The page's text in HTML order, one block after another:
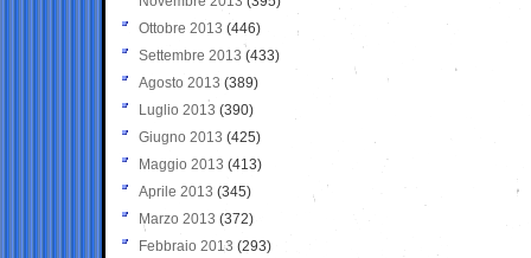
Ottobre 2013 (446)
Settembre 2013 (433)
Agosto 2013 (389)
Luglio 2013 (390)
Giugno 2013 (425)
Maggio 2013 (413)
Aprile 2013 (345)
Marzo 2013 (372)
Febbraio 2013 (293)